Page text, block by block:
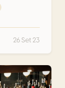
26 Set 23